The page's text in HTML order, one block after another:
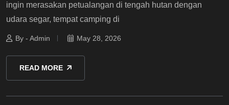
ingin merasakan petualangan di tengah hutan dengan
udara segar, tempat camping di
By - Admin May 28, 2026
READ MORE